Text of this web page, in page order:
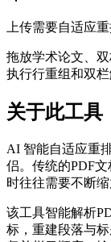
上传需要自适应
拖放学术论文、
执行行重组和双栏
关于此工具
AI 智能自适应重
侣。传统的PDF
时往往需要不断
该工具智能解析
标，重建段落与